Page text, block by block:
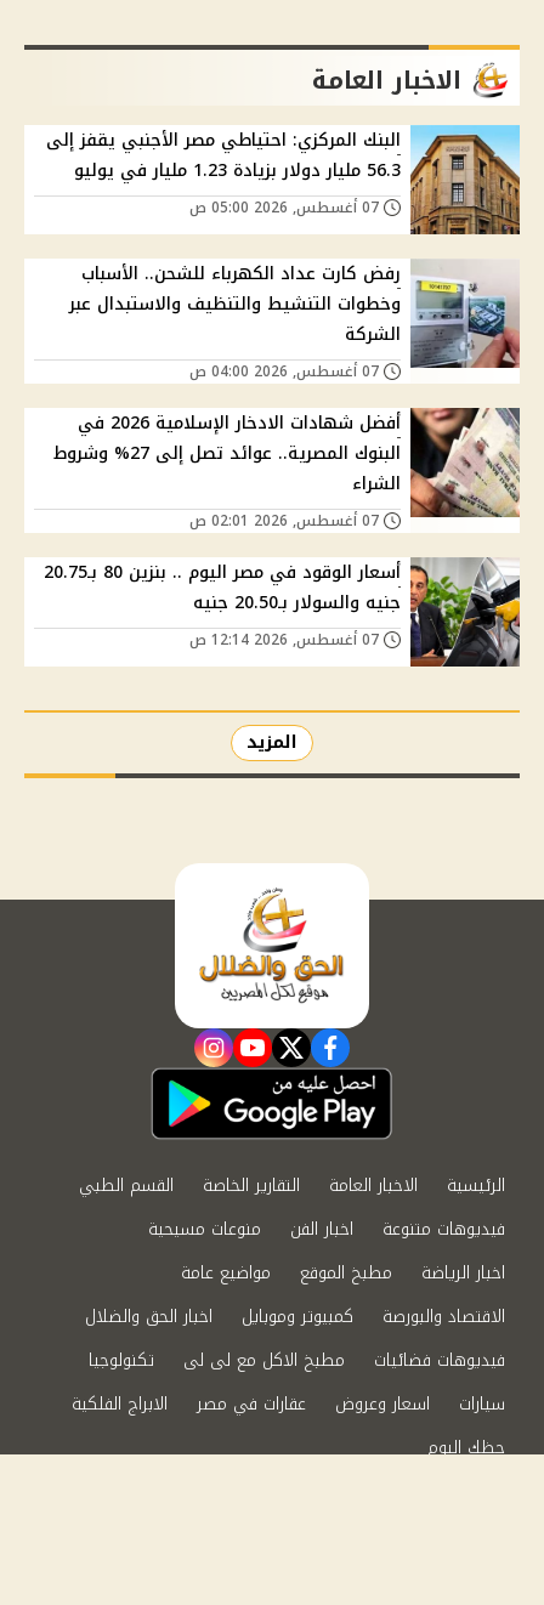
الاخبار العامة
البنك المركزي: احتياطي مصر الأجنبي يقفز إلى
56.3 مليار دولار بزيادة 1.23 مليار في يوليو
رفض كارت عداد الكهرباء للشحن.. الأسباب
وخطوات التنشيط والتنظيف والاستبدال عبر
الشركة
أفضل شهادات الادخار الإسلامية 2026 في
البنوك المصرية.. عوائد تصل إلى 27% وشروط
الشراء
أسعار الوقود في مصر اليوم .. بنزين 80 بـ20.75
جنيه والسولار بـ20.50 جنيه
المزيد
facebook
twitter
youtube
instagram
الرئيسية الاخبار العامة التقارير الخاصة
القسم الطبي
فيديوهات متنوعة
اخبار الفن
منوعات مسيحية
اخبار الرياضة
مطبخ الموقع
مواضيع عامة
الاقتصاد والبورصة
كمبيوتر وموبايل
اخبار الحق والضلال
فيديوهات فضائيات
مطبخ الاكل مع لى لى
تكنولوجيا
سيارات
اسعار وعروض عقارات في مصر
الابراج الفلكية
حظك اليوم